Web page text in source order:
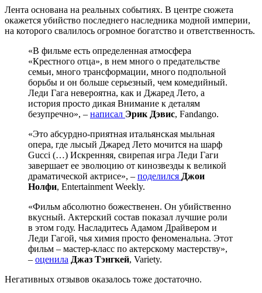
Лента основана на реальных событиях. В центре сюжета
окажется убийство последнего наследника модной империи,
на которого свалилось огромное богатство и ответственность.
«В фильме есть определенная атмосфера
«Крестного отца», в нем много о предательстве
семьи, много трансформации, много подпольной
борьбы и он больше серьезный, чем комедийный.
Леди Гага невероятна, как и Джаред Лето, а
история просто дикая Внимание к деталям
безупречно», – написал Эрик Дэвис, Fandango.
«Это абсурдно-приятная итальянская мыльная
опера, где лысый Джаред Лето мочится на шарф
Gucci (…) Искренняя, свирепая игра Леди Гаги
завершает ее эволюцию от кинозвезды к великой
драматической актрисе», – поделился Джои
Нолфи, Entertainment Weekly.
«Фильм абсолютно божественен. Он убийственно
вкусный. Актерский состав показал лучшие роли
в этом году. Насладитесь Адамом Драйвером и
Леди Гагой, чья химия просто феноменальна. Этот
фильм – мастер-класс по актерскому мастерству»,
– оценила Джаз Тэнгкей, Variety.
Негативных отзывов оказалось тоже достаточно.